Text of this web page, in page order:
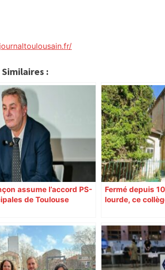
:
assume l’accord PS-
de Toulouse
Fermé depuis
lourde, ce